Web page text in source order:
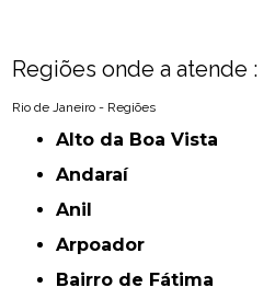
Regiões onde a atende :
Rio de Janeiro - Regiões
Alto da Boa Vista
Andaraí
Anil
Arpoador
Bairro de Fátima